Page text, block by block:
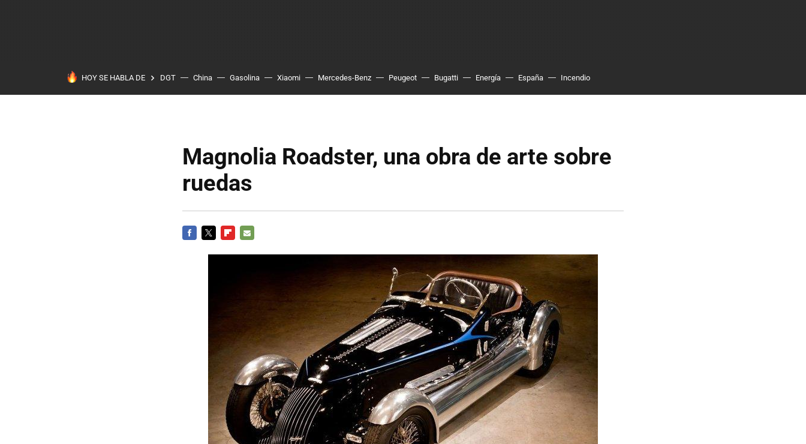
HOY SE HABLA DE DGT China Gasolina Xiaomi Mercedes-Benz Peugeot Bugatti Energía España Incendio
Magnolia Roadster, una obra de arte sobre
ruedas